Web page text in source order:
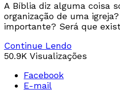
A Bíblia diz alguma coisa
organização de uma
importante? Será que
primeiras igrejas
Continue Lendo
50.9K Visualizações
Facebook
E-mail